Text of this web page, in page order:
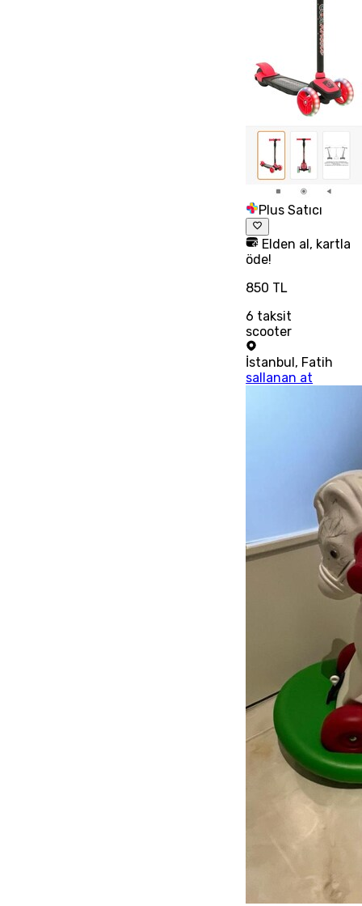
Plus Satıcı
Elden al, kartla
öde!
850 TL
6 taksit
scooter
İstanbul, Fatih
sallanan at